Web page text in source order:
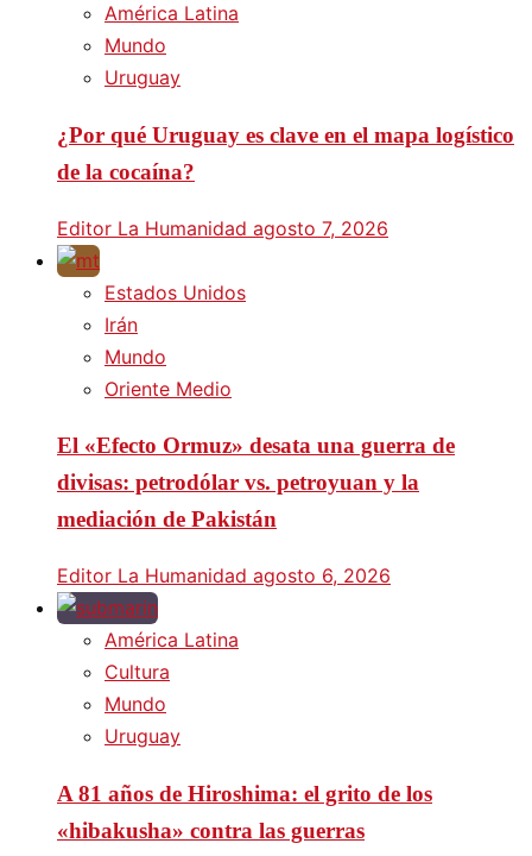
América Latina
Mundo
Uruguay
¿Por qué Uruguay es clave en el mapa logístico
de la cocaína?
Editor La Humanidad agosto 7, 2026
Estados Unidos
Irán
Mundo
Oriente Medio
El «Efecto Ormuz» desata una guerra de
divisas: petrodólar vs. petroyuan y la
mediación de Pakistán
Editor La Humanidad agosto 6, 2026
América Latina
Cultura
Mundo
Uruguay
A 81 años de Hiroshima: el grito de los
«hibakusha» contra las guerras